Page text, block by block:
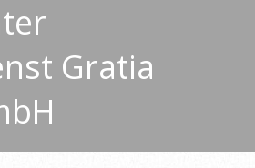
Gratia